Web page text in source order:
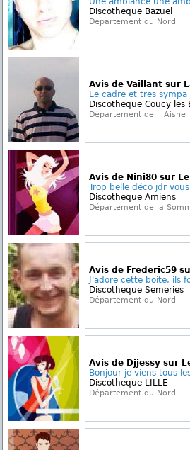
Discotheque Bazuel
Département du Nord
Avis de Vaillant sur
Le cadre et tres sympa
Discotheque Coucy les
Département de l' Aisne
Avis de Nini80 sur
Trop belle déco jdr
Discotheque Amiens
Département de la
Avis de Frederic59
J'adore cette boite, ils
Discotheque Semeries
Département du Nord
Avis de Djjessy sur
Bonjour je viens tous
Discotheque LILLE
Département du Nord